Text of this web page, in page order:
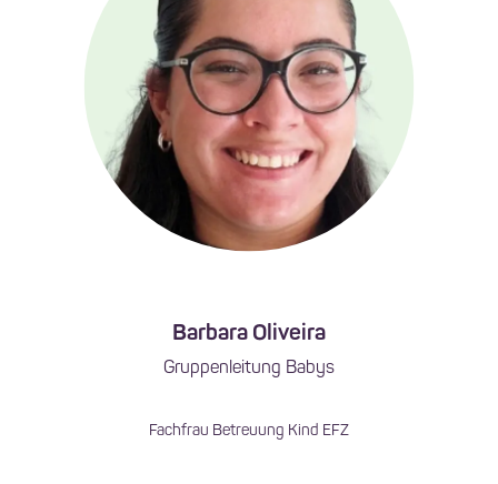
Barbara Oliveira
Gruppenleitung Babys
Fachfrau Betreuung Kind EFZ